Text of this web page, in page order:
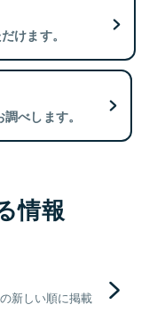
けます。
べします。
情報
新しい順に掲載